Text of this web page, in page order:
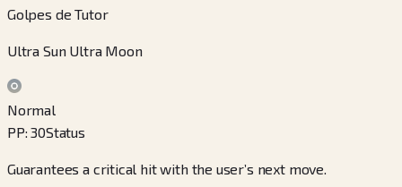
Golpes de Tutor
Ultra Sun Ultra Moon
Normal
PP:30Status
Guarantees a critical hit with the user’s next move.